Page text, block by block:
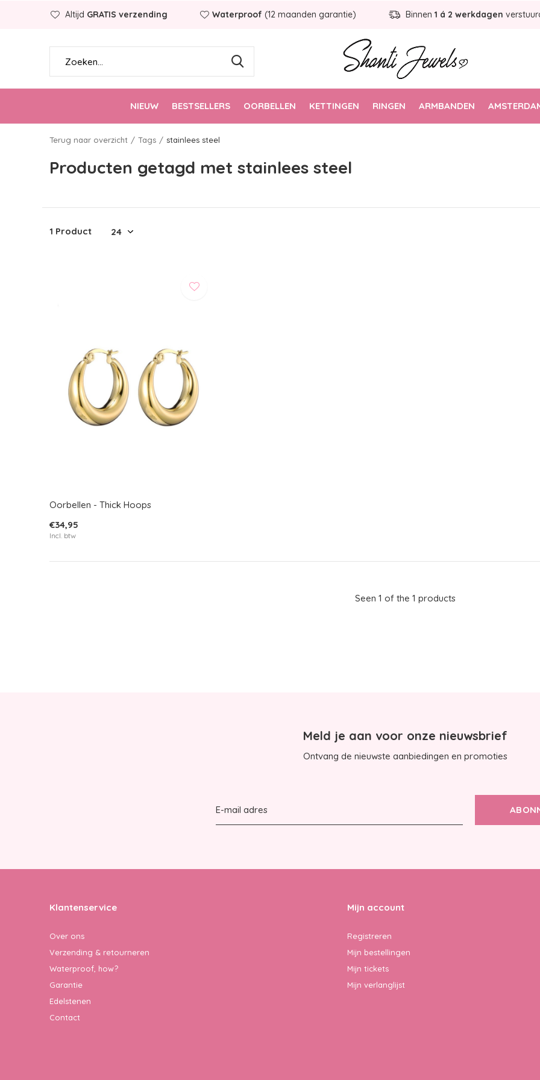
NIEUW BESTSELLERS OORBELLEN KETTINGEN RINGEN ARMBANDEN
Altijd GRATIS verzending Waterproof (12 maanden garantie) Binnen 1 á 2 werkdagen
Terug naar overzicht Tags stainlees steel
Producten getagd met stainlees steel
1 Product
Oorbellen - Thick Hoops
€34,95
Incl. btw
Seen 1 of the 1 products
Meld je aan voor onze nieuwsbrief
Ontvang de nieuwste aanbiedingen en promoties
Klantenservice
Over ons
Verzending & retourneren
Waterproof, how?
Garantie
Edelstenen
Contact
Mijn account
Registreren
Mijn bestellingen
Mijn tickets
Mijn verlanglijst